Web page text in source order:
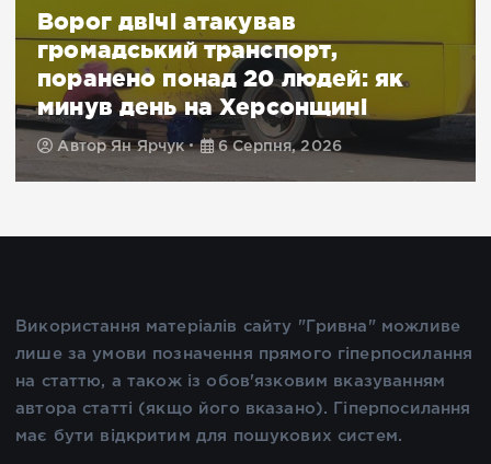
Ворог двічі атакував
громадський транспорт,
поранено понад 20 людей: як
минув день на Херсонщині
АвторЯн Ярчук 6 Серпня, 2026
Використання матеріалів сайту "Гривна" можливе
лише за умови позначення прямого гіперпосилання
на статтю, а також із обов'язковим вказуванням
автора статті (якщо його вказано). Гіперпосилання
має бути відкритим для пошукових систем.